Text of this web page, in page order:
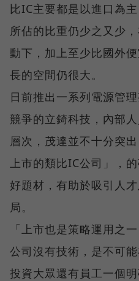
比IC主要都是以進口為
所佔的比重仍少之又少
動下，加上至少比國外
長的空間仍很大。
日前推出一系列電源管
競爭的立錡科技，內部
層次，茂達並不十分突
上市的類比IC公司」，
好題材，有助於吸引人
局。
「上市也是策略運用之
公司沒有技術，是不可
投資大眾還有員工一個